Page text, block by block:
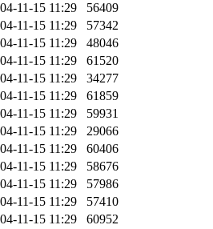
11-15 11:29
56409
11-15 11:29
57342
11-15 11:29
48046
11-15 11:29
61520
11-15 11:29
34277
11-15 11:29
61859
11-15 11:29
59931
11-15 11:29
29066
11-15 11:29
60406
11-15 11:29
58676
11-15 11:29
57986
11-15 11:29
57410
11-15 11:29
60952